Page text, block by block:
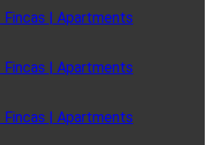
Fincas | Apartments
Fincas | Apartments
Fincas | Apartments